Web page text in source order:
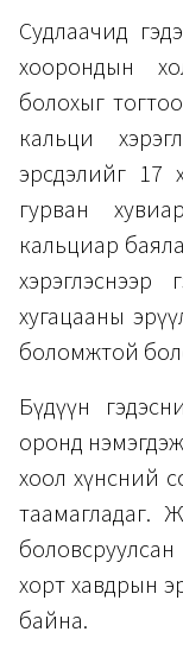
Судлаачид
хоорондын
болохыг
кальци
эрсдэлийг 17
гурван
кальциар
хугацааны
боломжтой
Бүдүүн
оронд нэмэгдэж
хоол хүнсний
таамагладаг.
хорт хавдрын
байна.